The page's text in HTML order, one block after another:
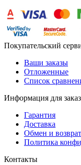
Покупательский
Ваши заказы
Отложенные
Список
Информация для
Гарантия
Доставка
Обмен и возврат
Политика
Контакты